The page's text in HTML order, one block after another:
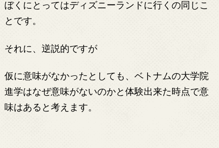
ぼくにとってはディズニーランドに行くの同じこ
とです。
それに、逆説的ですが
仮に意味がなかったとしても、ベトナムの大学院
進学はなぜ意味がないのかと体験出来た時点で意
味はあると考えます。